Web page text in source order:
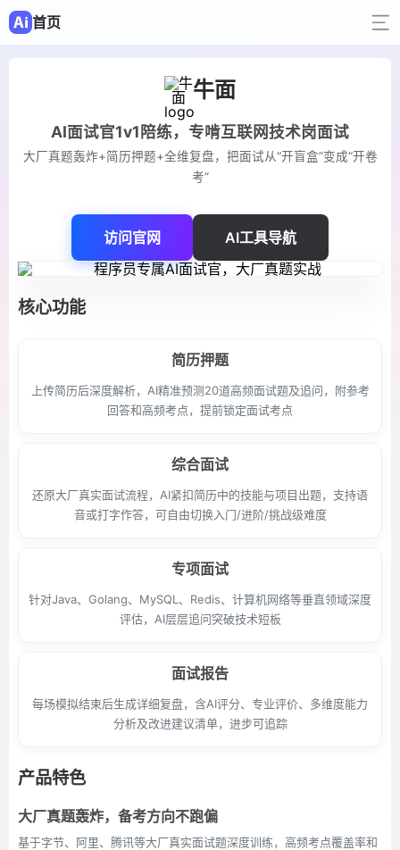
首页
牛面
AI面试官1v1陪练，专啃互联网技术岗面试
大厂真题轰炸+简历押题+全维复盘，把面试从“开盲盒”变成“开卷
考”
访问官网 AI工具导航
核心功能
简历押题
上传简历后深度解析，AI精准预测20道高频面试题及追问，附参考
回答和高频考点，提前锁定面试考点
综合面试
还原大厂真实面试流程，AI紧扣简历中的技能与项目出题，支持语
音或打字作答，可自由切换入门/进阶/挑战级难度
专项面试
针对Java、Golang、MySQL、Redis、计算机网络等垂直领域深度
评估，AI层层追问突破技术短板
面试报告
每场模拟结束后生成详细复盘，含AI评分、专业评价、多维度能力
分析及改进建议清单，进步可追踪
产品特色
大厂真题轰炸，备考方向不跑偏
基于字节、阿里、腾讯等大厂真实面试题深度训练，高频考点覆盖率和